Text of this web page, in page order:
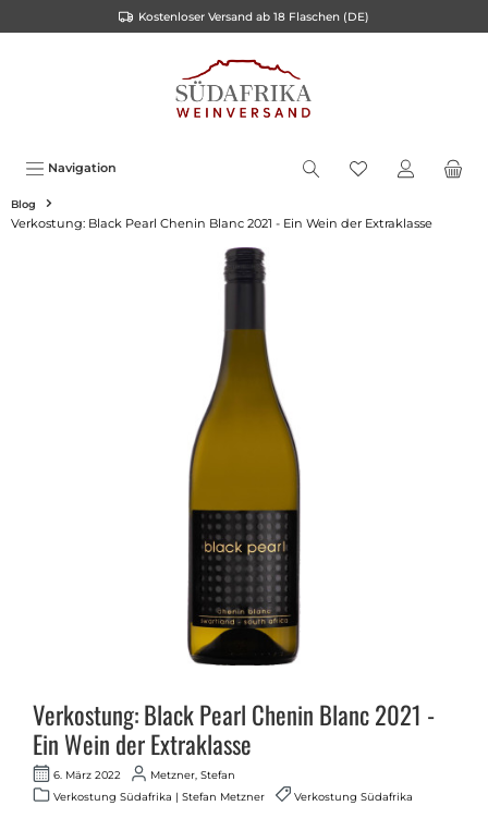
Kostenloser Versand ab 18 Flaschen (DE)
Navigation
Blog
Verkostung: Black Pearl Chenin Blanc 2021 - Ein Wein der Extraklasse
Verkostung: Black Pearl Chenin Blanc 2021 -
Ein Wein der Extraklasse
6. März 2022
Metzner, Stefan
Verkostung Südafrika | Stefan Metzner
Verkostung Südafrika